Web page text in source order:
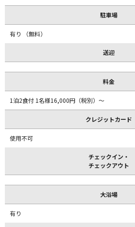
駐車場
有り （無料）
送迎
料金
1泊2食付 1名様16,000円（税別）～
クレジットカード
使用不可
チェックイン・
チェックアウト
大浴場
有り